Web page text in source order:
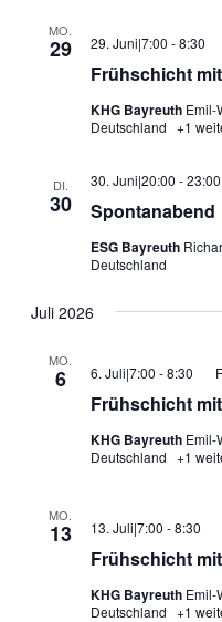
MO.
29
Frühschicht
29. Juni|7:00 -8:30
KHG Bayreuth Emil-
Deutschland +1
DI.
30 Spontanabend
30. Juni|20:00 -23:00
ESG Bayreuth
Deutschland
Juli 2026
MO.
6
Frühschicht
6. Juli|7:00 -8:30
KHG Bayreuth Emil-
Deutschland +1
MO.
13
Frühschicht
13. Juli|7:00 -8:30
KHG Bayreuth Emil-
Deutschland +1